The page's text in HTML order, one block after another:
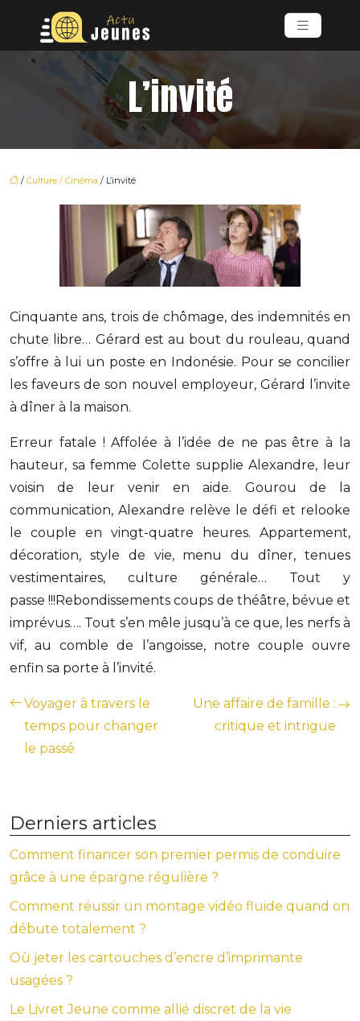
L’invité
/ Culture / Cinéma / L’invité
Cinquante ans, trois de chômage, des indemnités en
chute libre… Gérard est au bout du rouleau, quand
s’offre à lui un poste en Indonésie. Pour se concilier
les faveurs de son nouvel employeur, Gérard l’invite
à dîner à la maison.
Erreur fatale ! Affolée à l’idée de ne pas être à la
hauteur, sa femme Colette supplie Alexandre, leur
voisin de leur venir en aide. Gourou de la
communication, Alexandre relève le défi et relooke
le couple en vingt-quatre heures. Appartement,
décoration, style de vie, menu du dîner, tenues
vestimentaires, culture générale… Tout y
passe !!!Rebondissements coups de théâtre, bévue et
imprévus…. Tout s’en mêle jusqu’à ce que, les nerfs à
vif, au comble de l’angoisse, notre couple ouvre
enfin sa porte à l’invité.
Voyager à travers le
temps pour changer
le passé
Une affaire de famille :
critique et intrigue
Derniers articles
Comment financer son premier permis de conduire
grâce à une épargne régulière ?
Comment réussir un montage vidéo fluide quand on
débute totalement ?
Où jeter les cartouches d’encre d’imprimante
usagées ?
Le Livret Jeune comme allié discret de la vie